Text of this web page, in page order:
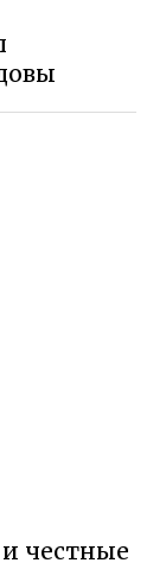
честные